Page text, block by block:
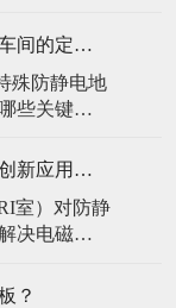
用优质冷
后静电喷
便捷布
松掀起盖
防静电地板在新能源电池生产车间的定制化解决方案
殊防静电地
些关键技
位防护方
ATEX认
防静电地板在医疗影像中心的创新应用方案
室）对防静
决电磁干
前所未有
？